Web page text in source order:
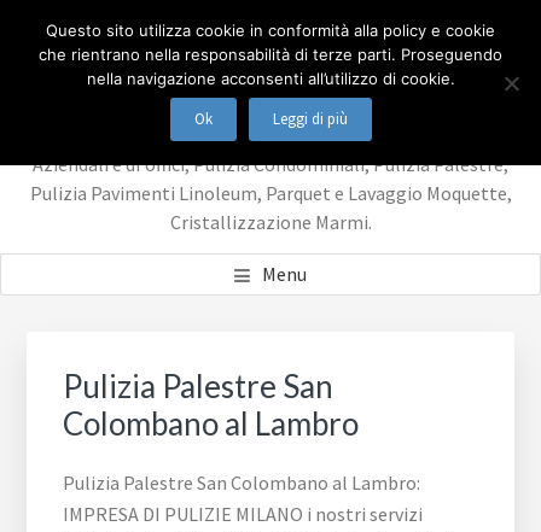
IMPRESA DI PULIZIE
MILANO
IMPRESA DI PULIZIE MILANO i nostri servizi Pulizie
Aziendali e di Uffici, Pulizia Condominiali, Pulizia Palestre,
Pulizia Pavimenti Linoleum, Parquet e Lavaggio Moquette,
Cristallizzazione Marmi.
Menu
Pulizia Palestre San
Colombano al Lambro
Pulizia Palestre San Colombano al Lambro:
IMPRESA DI PULIZIE MILANO i nostri servizi
Questo sito utilizza cookie in conformità alla policy e cookie
che rientrano nella responsabilità di terze parti. Proseguendo
nella navigazione acconsenti all’utilizzo di cookie.
Ok Leggi di più